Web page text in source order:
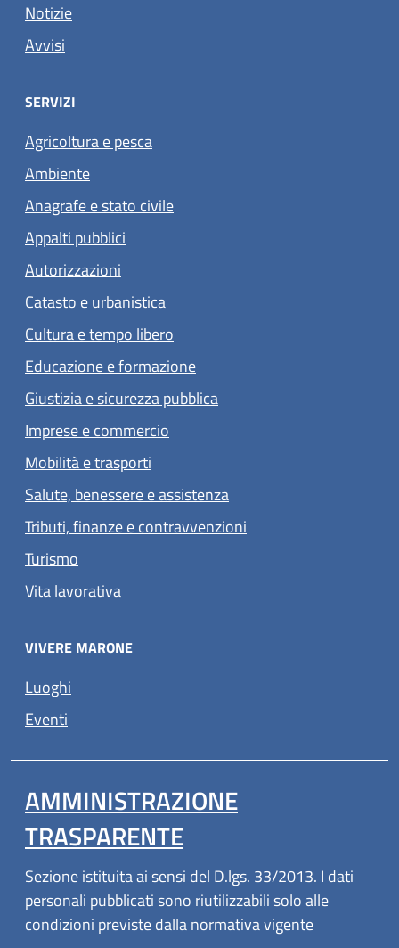
Notizie
Avvisi
SERVIZI
Agricoltura e pesca
Ambiente
Anagrafe e stato civile
Appalti pubblici
Autorizzazioni
Catasto e urbanistica
Cultura e tempo libero
Educazione e formazione
Giustizia e sicurezza pubblica
Imprese e commercio
Mobilità e trasporti
Salute, benessere e assistenza
Tributi, finanze e contravvenzioni
Turismo
Vita lavorativa
VIVERE MARONE
Luoghi
Eventi
AMMINISTRAZIONE
TRASPARENTE
Sezione istituita ai sensi del D.lgs. 33/2013. I dati
personali pubblicati sono riutilizzabili solo alle
condizioni previste dalla normativa vigente